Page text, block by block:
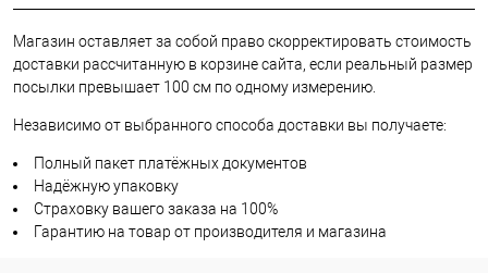
Магазин оставляет за собой право скорректировать стоимость
доставки рассчитанную в корзине сайта, если реальный размер
посылки превышает 100 см по одному измерению.
Независимо от выбранного способа доставки вы получаете:
Полный пакет платёжных документов
Надёжную упаковку
Страховку вашего заказа на 100%
Гарантию на товар от производителя и магазина